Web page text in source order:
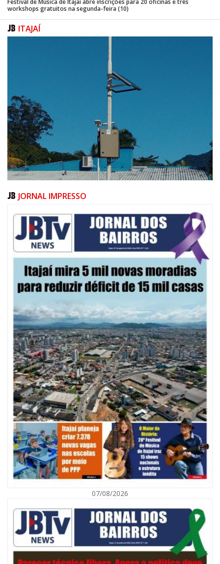
workshops gratuitos na segunda-feira (10)
ITAJAÍ
07/08/2026 | 10:15
Defesa Civil de Itajaí e Univali ampliam monitoramento das marés com
novo marégrafo
NAVEGANTES
Navegantes celebra 64 anos com shows nacionais de Ferrugem, Banda
Morada e Chiquito & Bordoneio
ITAJAÍ
JORNAL IMPRESSO
07/08/2026